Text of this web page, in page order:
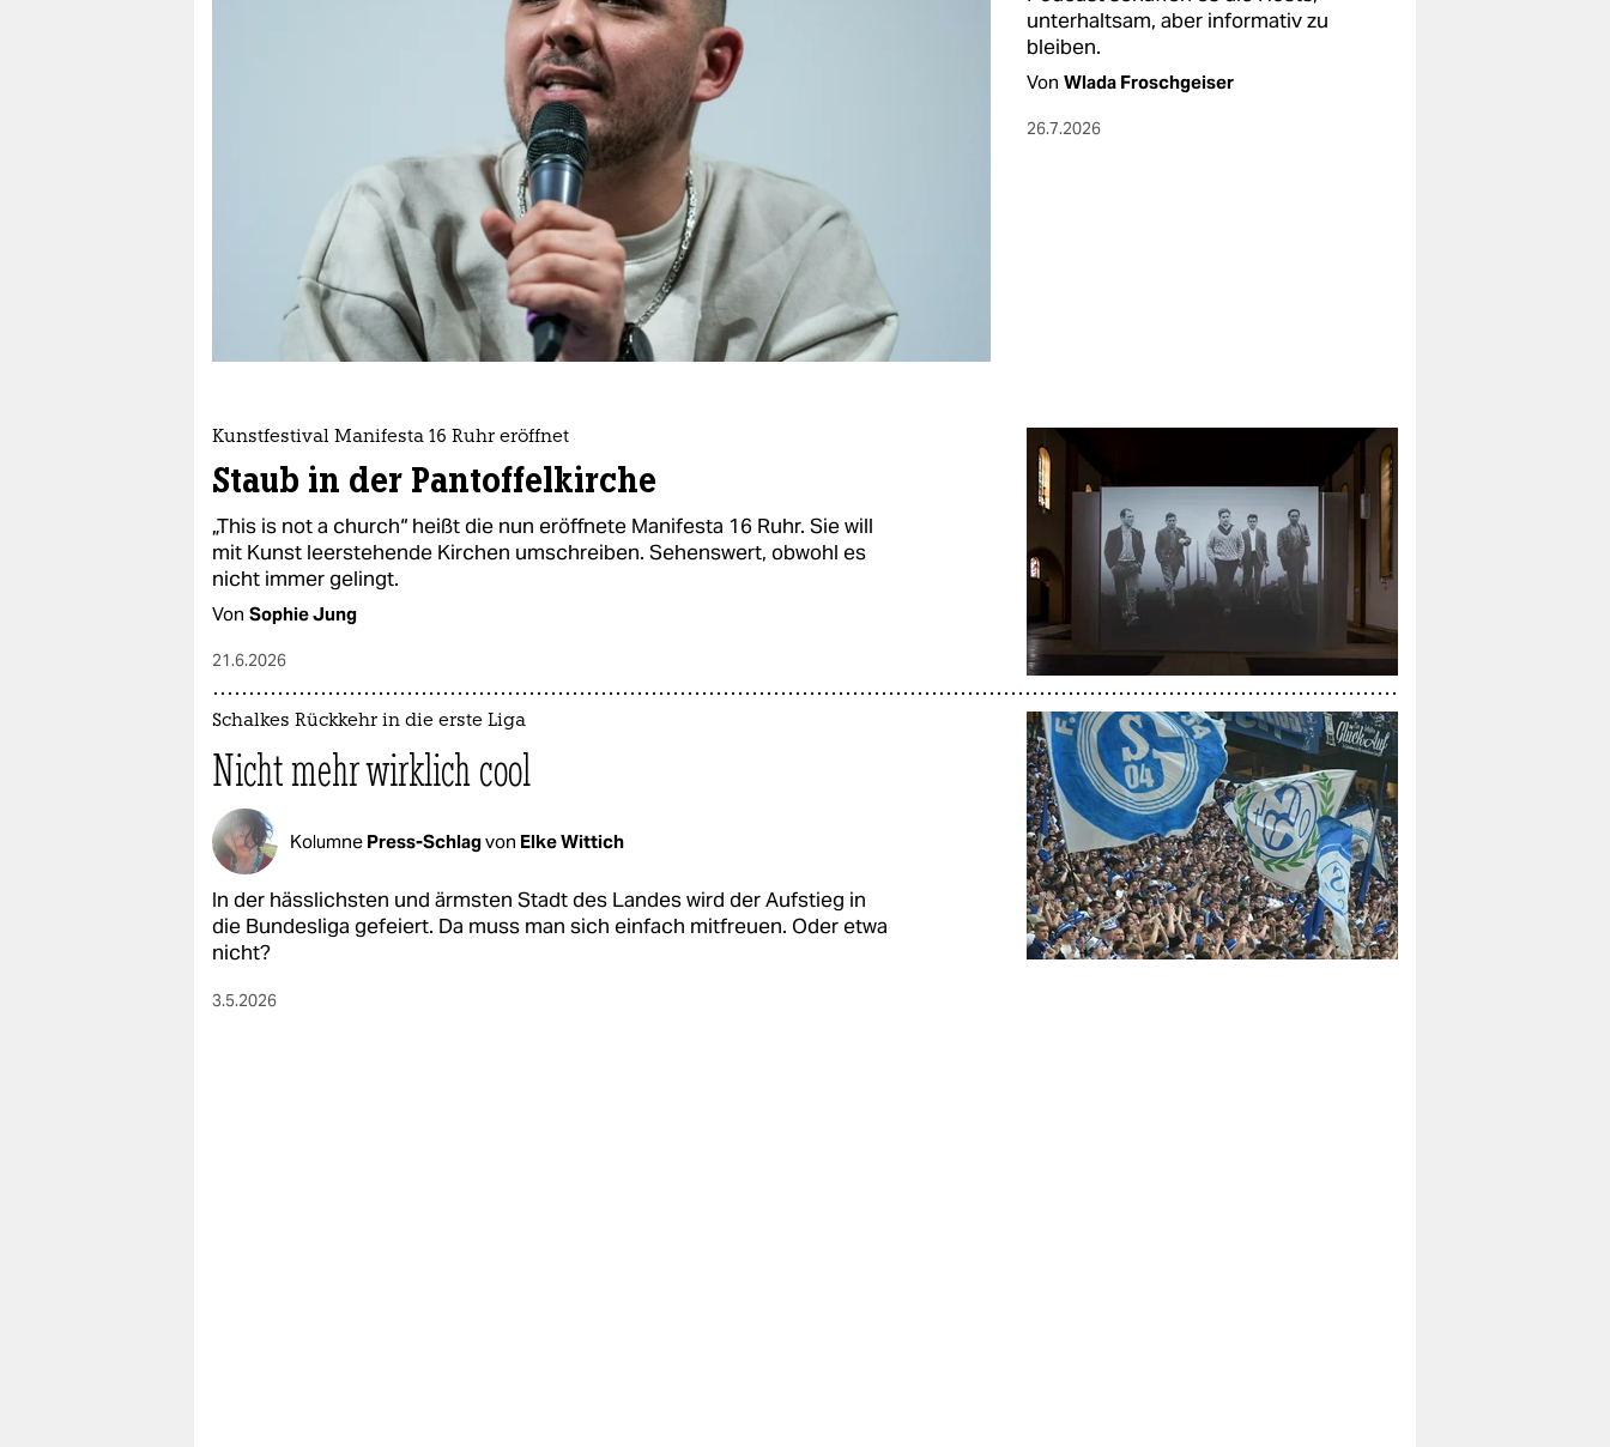
veranstaltungen
abo
genossenschaft
epaper login
unterhaltsam, aber informativ zu
bleiben.
Von Wlada Froschgeiser
26.7.2026
Kunstfestival Manifesta 16 Ruhr eröffnet
Staub in der Pantoffelkirche
„This is not a church“ heißt die nun eröffnete Manifesta 16 Ruhr. Sie will
mit Kunst leerstehende Kirchen umschreiben. Sehenswert, obwohl es
nicht immer gelingt.
Von Sophie Jung
21.6.2026
Schalkes Rückkehr in die erste Liga
Nicht mehr wirklich cool
Kolumne Press-Schlagvon Elke Wittich
In der hässlichsten und ärmsten Stadt des Landes wird der Aufstieg in
die Bundesliga gefeiert. Da muss man sich einfach mitfreuen. Oder etwa
nicht?
3.5.2026